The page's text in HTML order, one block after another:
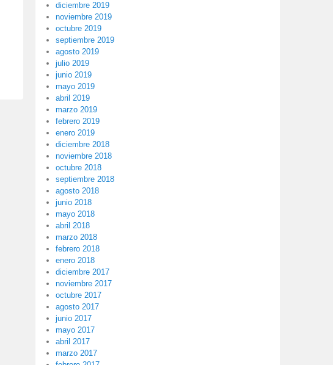
diciembre 2019
noviembre 2019
octubre 2019
septiembre 2019
agosto 2019
julio 2019
junio 2019
mayo 2019
abril 2019
marzo 2019
febrero 2019
enero 2019
diciembre 2018
noviembre 2018
octubre 2018
septiembre 2018
agosto 2018
junio 2018
mayo 2018
abril 2018
marzo 2018
febrero 2018
enero 2018
diciembre 2017
noviembre 2017
octubre 2017
agosto 2017
junio 2017
mayo 2017
abril 2017
marzo 2017